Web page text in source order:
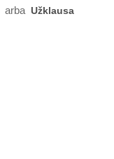
arba Užklausa